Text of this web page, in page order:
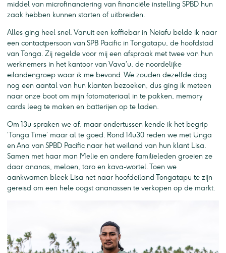
middel van microfinanciering van financiële instelling SPBD hun
zaak hebben kunnen starten of uitbreiden.
Alles ging heel snel. Vanuit een koffiebar in Neiafu belde ik naar
een contactpersoon van SPB Pacific in Tongatapu, de hoofdstad
van Tonga. Zij regelde voor mij een afspraak met twee van hun
werknemers in het kantoor van Vava’u, de noordelijke
eilandengroep waar ik me bevond. We zouden dezelfde dag
nog een aantal van hun klanten bezoeken, dus ging ik meteen
naar onze boot om mijn fotomateriaal in te pakken, memory
cards leeg te maken en batterijen op te laden.
Om 13u spraken we af, maar ondertussen kende ik het begrip
‘Tonga Time’ maar al te goed. Rond 14u30 reden we met Unga
en Ana van SPBD Pacific naar het weiland van hun klant Lisa.
Samen met haar man Melie en andere familieleden groeien ze
daar ananas, meloen, taro en kava-wortel. Toen we
aankwamen bleek Lisa net naar hoofdeiland Tongatapu te zijn
gereisd om een hele oogst ananassen te verkopen op de markt.